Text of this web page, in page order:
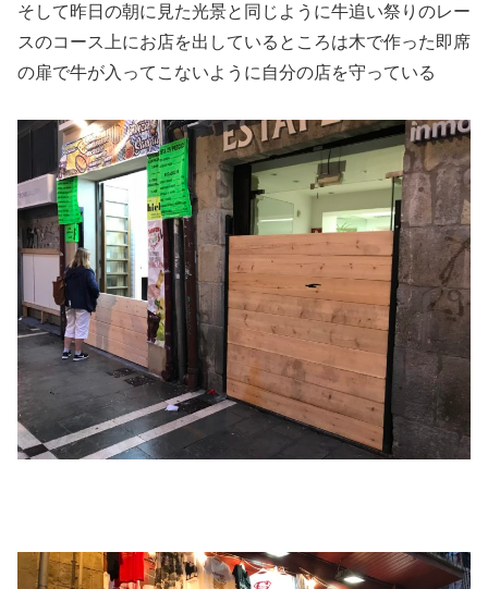
そして昨日の朝に見た光景と同じように牛追い祭りのレー
スのコース上にお店を出しているところは木で作った即席
の扉で牛が入ってこないように自分の店を守っている